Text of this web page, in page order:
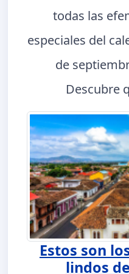
todas las
especiales del
de
Descubre
Estos son
lindos